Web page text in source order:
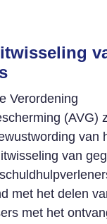
Verordening
(AVG)
van
van
met het delen
met het